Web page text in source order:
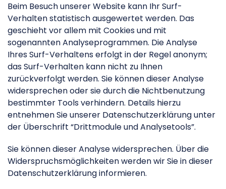
Beim Besuch unserer Website kann Ihr Surf-
Verhalten statistisch ausgewertet werden. Das
geschieht vor allem mit Cookies und mit
sogenannten Analyseprogrammen. Die Analyse
Ihres Surf-Verhaltens erfolgt in der Regel anonym;
das Surf-Verhalten kann nicht zu Ihnen
zurückverfolgt werden. Sie können dieser Analyse
widersprechen oder sie durch die Nichtbenutzung
bestimmter Tools verhindern. Details hierzu
entnehmen Sie unserer Datenschutzerklärung unter
der Überschrift “Drittmodule und Analysetools”.
Sie können dieser Analyse widersprechen. Über die
Widerspruchsmöglichkeiten werden wir Sie in dieser
Datenschutzerklärung informieren.